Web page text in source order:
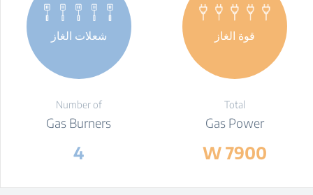
قوة الغاز
Total
Gas Power
7900 W
شعلات الغاز
Number of
Gas Burners
4